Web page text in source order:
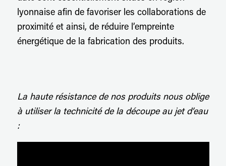
lyonnaise afin de favoriser les collaborations de
proximité et ainsi, de réduire l’empreinte
énergétique de la fabrication des produits.
La haute résistance de nos produits nous oblige
à utiliser la technicité de la découpe au jet d’eau
: